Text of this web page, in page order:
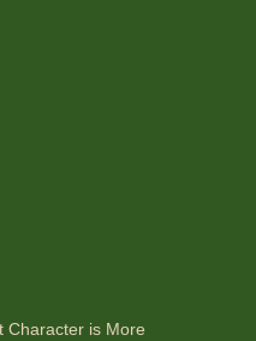
Character is More